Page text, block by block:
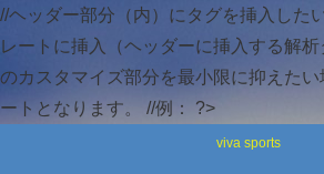
//ヘッダー部分（内）にタグを挿入した
レートに挿入（ヘッダーに挿入する解
のカスタマイズ部分を最小限に抑えた
ートとなります。 //例：
?>
viva sports